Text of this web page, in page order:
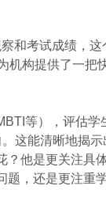
和考试成绩，这
机构提供了一把
等），评估学
。这能清晰地揭
他是更关注具
题，还是更注重